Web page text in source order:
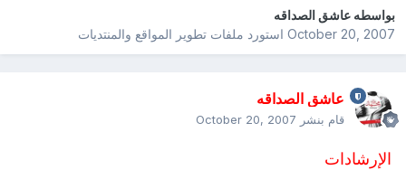
بواسطهعاشق الصداقه
October 20, 2007استورد ملفات تطوير المواقع والمنتديات
عاشق الصداقه
قام بنشر October 20, 2007
الإرشادات